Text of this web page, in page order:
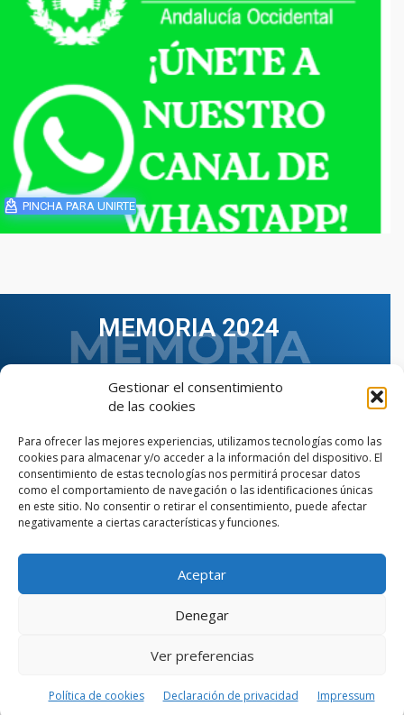
Gestionar el consentimiento
de las cookies
Para ofrecer las mejores experiencias, utilizamos tecnologías como las
cookies para almacenar y/o acceder a la información del dispositivo. El
consentimiento de estas tecnologías nos permitirá procesar datos
como el comportamiento de navegación o las identificaciones únicas
en este sitio. No consentir o retirar el consentimiento, puede afectar
negativamente a ciertas características y funciones.
Aceptar
Denegar
Ver preferencias
Política de cookies Declaración de privacidad Impressum
PINCHA PARA UNIRTE
MEMORIA 2024
VER TODAS LAS MEMORIAS
© Copyright © 2023 AIIAOC - Asociación Territorial de
Ingenieros Industriales de Andalucía Occidental. Página
AIIAOC.